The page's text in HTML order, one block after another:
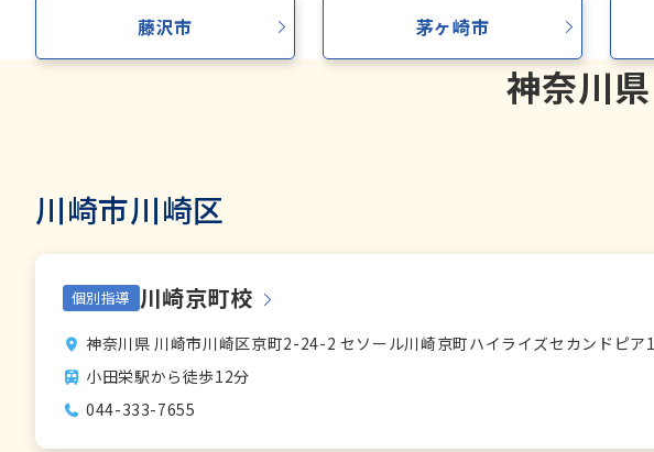
藤沢市 茅ヶ崎市
神奈川
川崎市川崎区
個別指導 川崎京町校
神奈川県 川崎市川崎区京町2-24-2 セソール川崎京町ハイライズセカンドピア
小田栄駅から徒歩12分
044-333-7655